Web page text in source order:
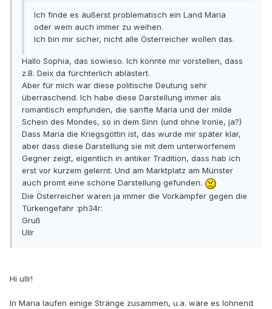
Ich finde es äußerst problematisch ein Land Maria
oder wem auch immer zu weihen.
Ich bin mir sicher, nicht alle Österreicher wollen das.
Hallo Sophia, das sowieso. Ich könnte mir vorstellen, dass
z.B. Deix da fürchterlich ablästert.
Aber für mich war diese politische Deutung sehr
überraschend. Ich habe diese Darstellung immer als
romantisch empfunden, die sanfte Maria und der milde
Schein des Mondes, so in dem Sinn (und ohne Ironie, ja?)
Dass Maria die Kriegsgöttin ist, das wurde mir später klar,
aber dass diese Darstellung sie mit dem unterworfenem
Gegner zeigt, eigentlich in antiker Tradition, dass hab ich
erst vor kurzem gelernt. Und am Marktplatz am Münster
auch promt eine schöne Darstellung gefunden.
Die Österreicher waren ja immer die Vorkämpfer gegen die
Türkengefahr :ph34r:
Gruß
Ullr
Hi ullr!
In Maria laufen einige Stränge zusammen, u.a. wäre es lohnend